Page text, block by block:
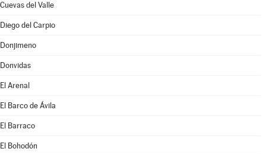
Cuevas del Valle
Diego del Carpio
Donjimeno
Donvidas
El Arenal
El Barco de Ávila
El Barraco
El Bohodón